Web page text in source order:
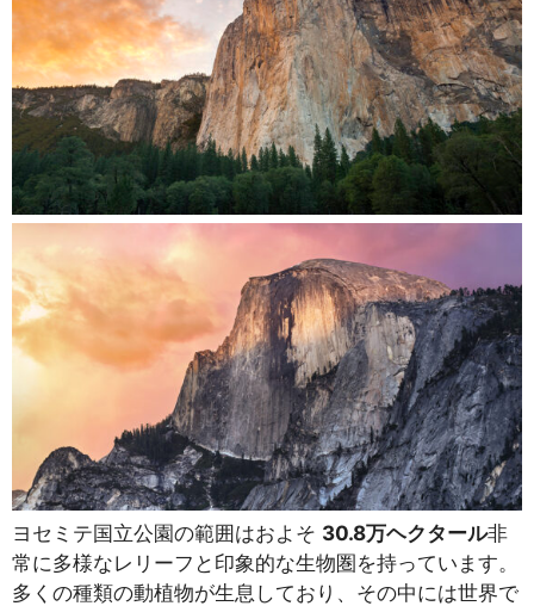
ヨセミテ国立公園の範囲はおよそ 30.8万ヘクタール非
常に多様なレリーフと印象的な生物圏を持っています。
多くの種類の動植物が生息しており、その中には世界で